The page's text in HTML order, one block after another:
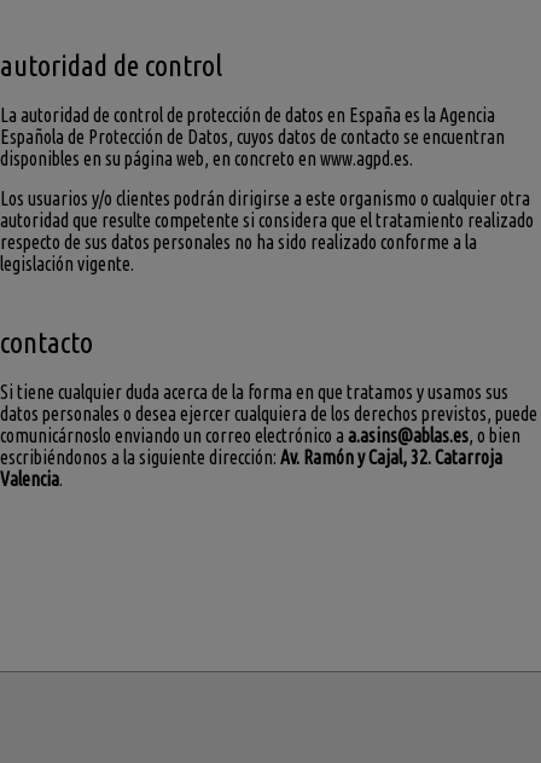
autoridad de control
La autoridad de control de protección de datos en España es la Agencia
Española de Protección de Datos, cuyos datos de contacto se encuentran
disponibles en su página web, en concreto en www.agpd.es.
Los usuarios y/o clientes podrán dirigirse a este organismo o cualquier otra
autoridad que resulte competente si considera que el tratamiento realizado
respecto de sus datos personales no ha sido realizado conforme a la
legislación vigente.
contacto
Si tiene cualquier duda acerca de la forma en que tratamos y usamos sus
datos personales o desea ejercer cualquiera de los derechos previstos, puede
comunicárnoslo enviando un correo electrónico a a.asins@ablas.es, o bien
escribiéndonos a la siguiente dirección: Av. Ramón y Cajal, 32. Catarroja
Valencia.